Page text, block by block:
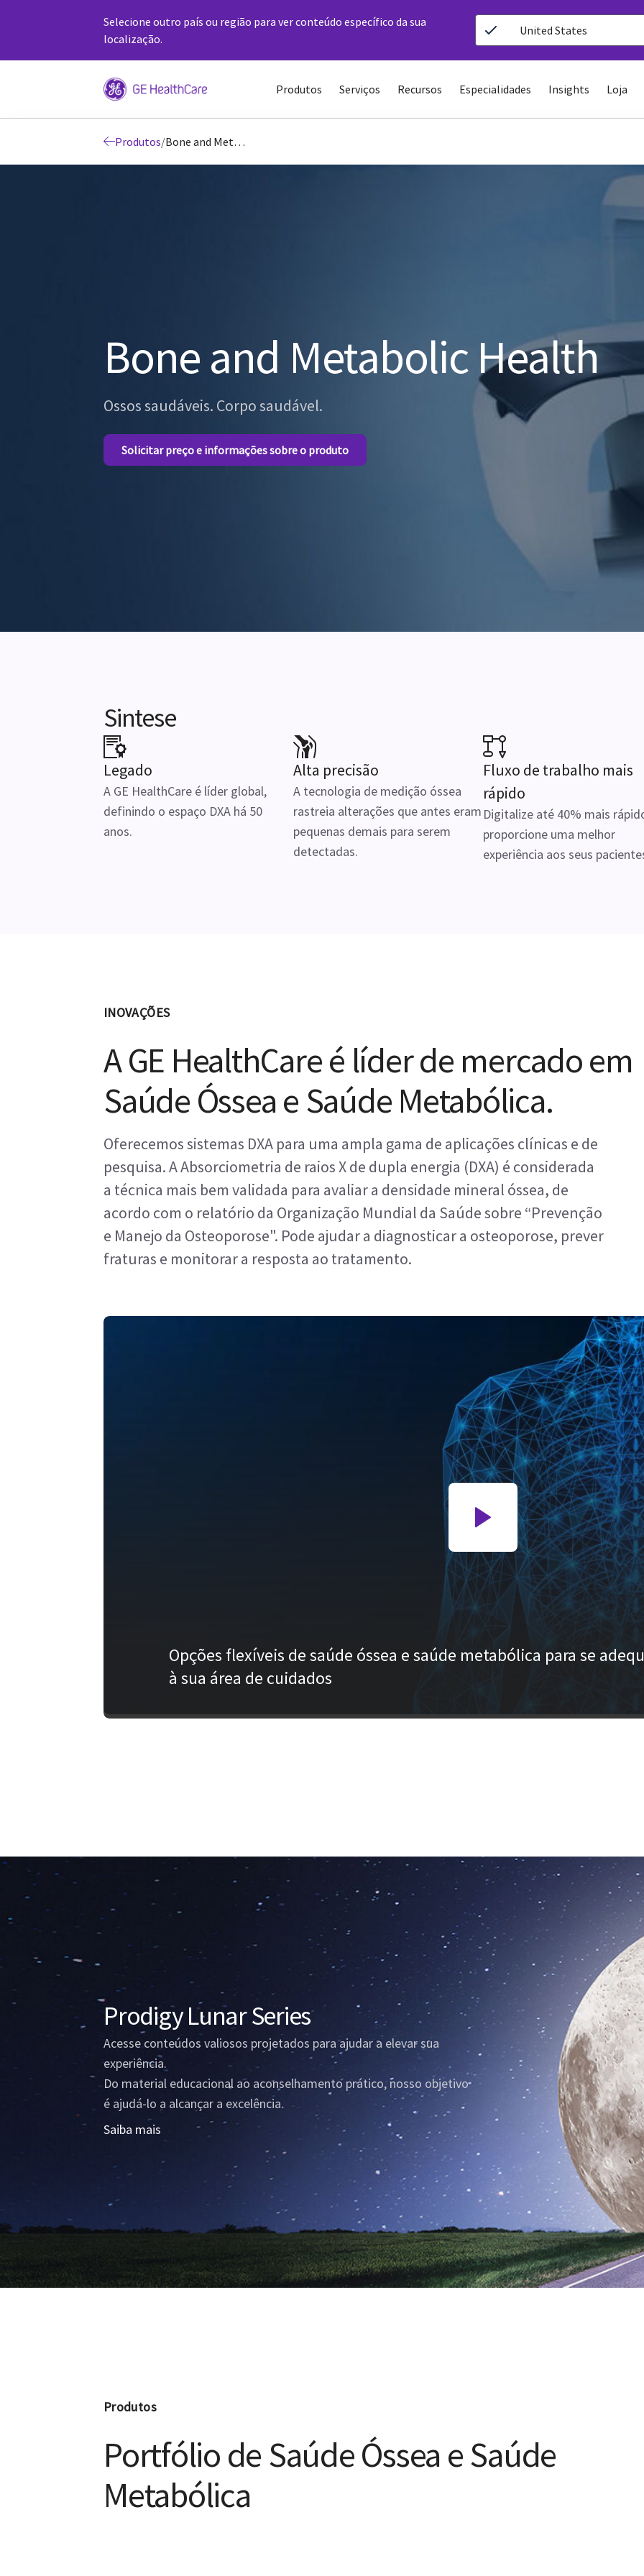
Selecione outro país ou região para ver conteúdo específico da sua
localização.
United States
Produtos Serviços Recursos Especialidades Insights Loja
Produtos/ Bone and Metabolic Health
Bone and Metabolic Health
Ossos saudáveis. Corpo saudável.
Solicitar preço e informações sobre o produto
Sintese
Legado
A GE HealthCare é líder global,
definindo o espaço DXA há 50
anos.
Alta precisão
A tecnologia de medição óssea
rastreia alterações que antes eram
pequenas demais para serem
detectadas.
Fluxo de trabalho mais
rápido
Digitalize até 40% mais
proporcione uma melhor
experiência aos seus
INOVAÇÕES
A GE HealthCare é líder de mercado em
Saúde Óssea e Saúde Metabólica.
Oferecemos sistemas DXA para uma ampla gama de aplicações clínicas e de
pesquisa. A Absorciometria de raios X de dupla energia (DXA) é considerada
a técnica mais bem validada para avaliar a densidade mineral óssea, de
acordo com o relatório da Organização Mundial da Saúde sobre “Prevenção
e Manejo da Osteoporose". Pode ajudar a diagnosticar a osteoporose, prever
fraturas e monitorar a resposta ao tratamento.
Opções flexíveis de saúde óssea e saúde metabólica para se
à sua área de cuidados
Prodigy Lunar Series
Acesse conteúdos valiosos projetados para ajudar a elevar sua
experiência.
Do material educacional ao aconselhamento prático, nosso objetivo
é ajudá-lo a alcançar a excelência.
Saiba mais
Produtos
Portfólio de Saúde Óssea e Saúde
Metabólica